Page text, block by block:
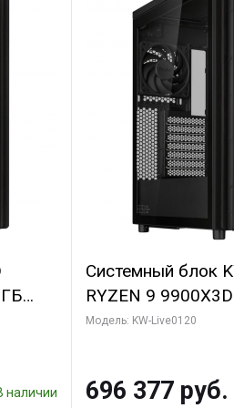
наличии
Системный блок
RYZEN 9
ОЗУ/ Afox
Модель: KW-Live0120
696 377 руб.